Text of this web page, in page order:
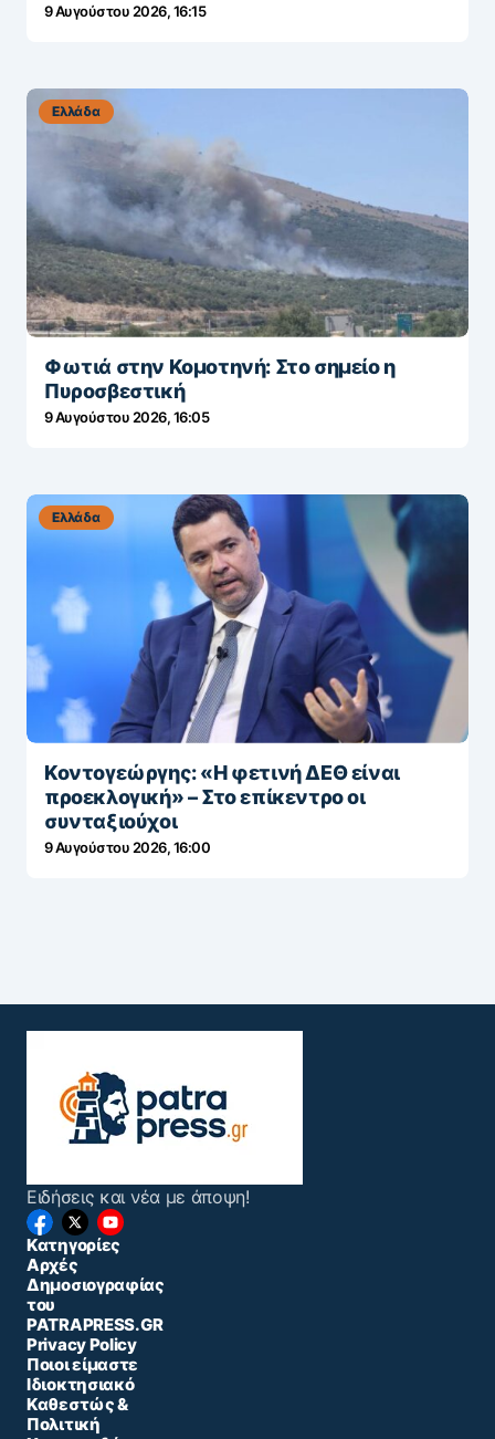
9 Αυγούστου 2026, 16:15
Ελλάδα
Φωτιά στην Κομοτηνή: Στο σημείο η
Πυροσβεστική
9 Αυγούστου 2026, 16:05
Ελλάδα
Κοντογεώργης: «Η φετινή ΔΕΘ είναι
προεκλογική» – Στο επίκεντρο οι
συνταξιούχοι
9 Αυγούστου 2026, 16:00
Ειδήσεις και νέα με άποψη!
Κατηγορίες
Αρχές
Δημοσιογραφίας
του
PATRAPRESS.GR
Privacy Policy
Ποιοι είμαστε
Ιδιοκτησιακό
Καθεστώς &
Πολιτική